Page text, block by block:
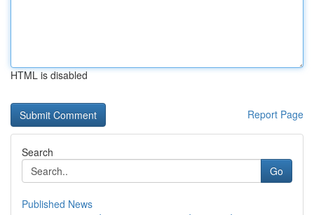
HTML is disabled
Report Page
Search
Go
Published News